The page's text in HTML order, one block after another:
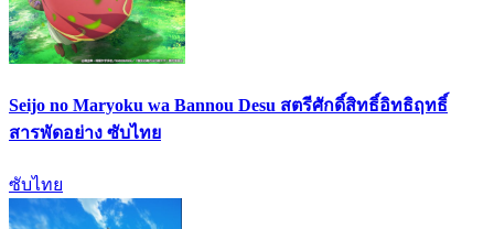
Seijo no Maryoku wa Bannou Desu สตรีศักดิ์สิทธิ์อิทธิฤทธิ์
สารพัดอย่าง ซับไทย
ซับไทย